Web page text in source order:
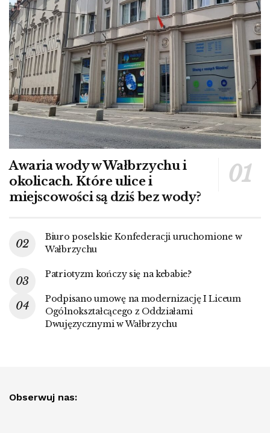
Awaria wody w Wałbrzychu i
okolicach. Które ulice i
miejscowości są dziś bez wody?
Biuro poselskie Konfederacji uruchomione w
Wałbrzychu
Patriotyzm kończy się na kebabie?
Podpisano umowę na modernizację I Liceum
Ogólnokształcącego z Oddziałami
Dwujęzycznymi w Wałbrzychu
Obserwuj nas: